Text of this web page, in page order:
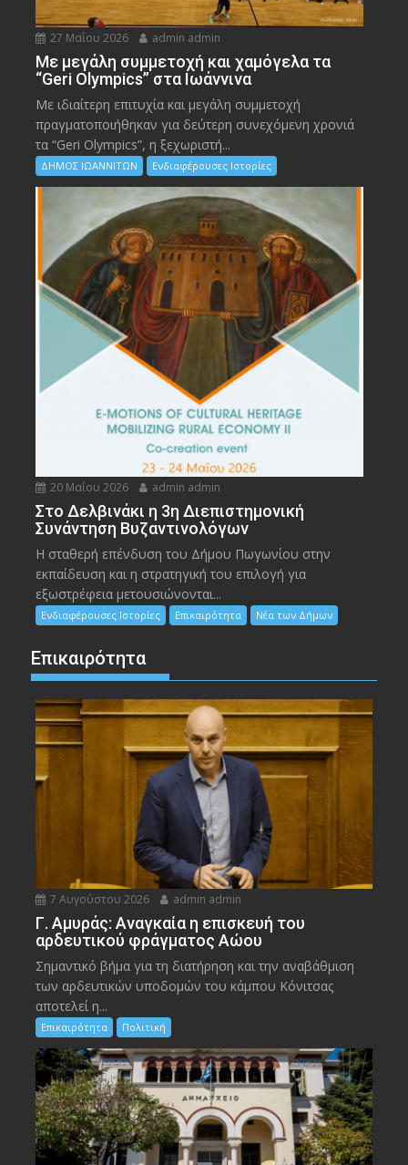
27 Μαΐου 2026 admin admin
Με μεγάλη συμμετοχή και χαμόγελα τα
“Geri Olympics” στα Ιωάννινα
Με ιδιαίτερη επιτυχία και μεγάλη συμμετοχή
πραγματοποιήθηκαν για δεύτερη συνεχόμενη χρονιά
τα “Geri Olympics”, η ξεχωριστή...
ΔΗΜΟΣ ΙΩΑΝΝΙΤΩΝ Ενδιαφέρουσες Ιστορίες
20 Μαΐου 2026 admin admin
Στο Δελβινάκι η 3η Διεπιστημονική
Συνάντηση Βυζαντινολόγων
Η σταθερή επένδυση του Δήμου Πωγωνίου στην
εκπαίδευση και η στρατηγική του επιλογή για
εξωστρέφεια μετουσιώνονται...
Ενδιαφέρουσες Ιστορίες Επικαιρότητα Νέα των Δήμων
Επικαιρότητα
7 Αυγούστου 2026 admin admin
Γ. Αμυράς: Αναγκαία η επισκευή του
αρδευτικού φράγματος Αώου
Σημαντικό βήμα για τη διατήρηση και την αναβάθμιση
των αρδευτικών υποδομών του κάμπου Κόνιτσας
αποτελεί η...
Επικαιρότητα Πολιτική